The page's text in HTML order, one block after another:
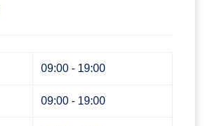
09:00 - 19:00
09:00 - 19:00